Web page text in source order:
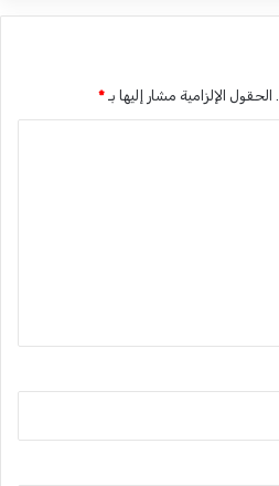
الحقول الإلزامية مشار إليها بـ *